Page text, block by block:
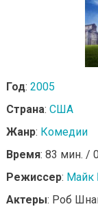
Год: 2005
Страна: США
Жанр: Комедии
Время: 83 мин. /
Режиссер: Майк
Актеры: Роб